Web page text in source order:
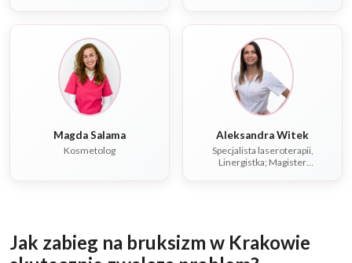
Magda Salama
Kosmetolog
Aleksandra Witek
Specjalista laseroterapii,
Linergistka; Magister
Jak zabieg na bruksizm w Krakowie